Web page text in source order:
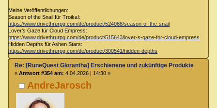
Meine Veröffentlichungen:
Season of the Snail für Troika!:
https://www.drivethrurpg.com/de/product/524068/season-of-the-snail
Lover's Gaze für Cloud Empress:
https://www.drivethrurpg.com/de/product/515643/lover-s-gaze-for-cloud-empress
Hidden Depths für Ashen Stars:
https://www.drivethrurpg.com/de/product/300541/hidden-depths
AndreJarosch
Re: [RuneQuest Glorantha] Erschienene und zukünftige Produkte
« Antwort #354 am: 4.04.2026 | 14:30 »